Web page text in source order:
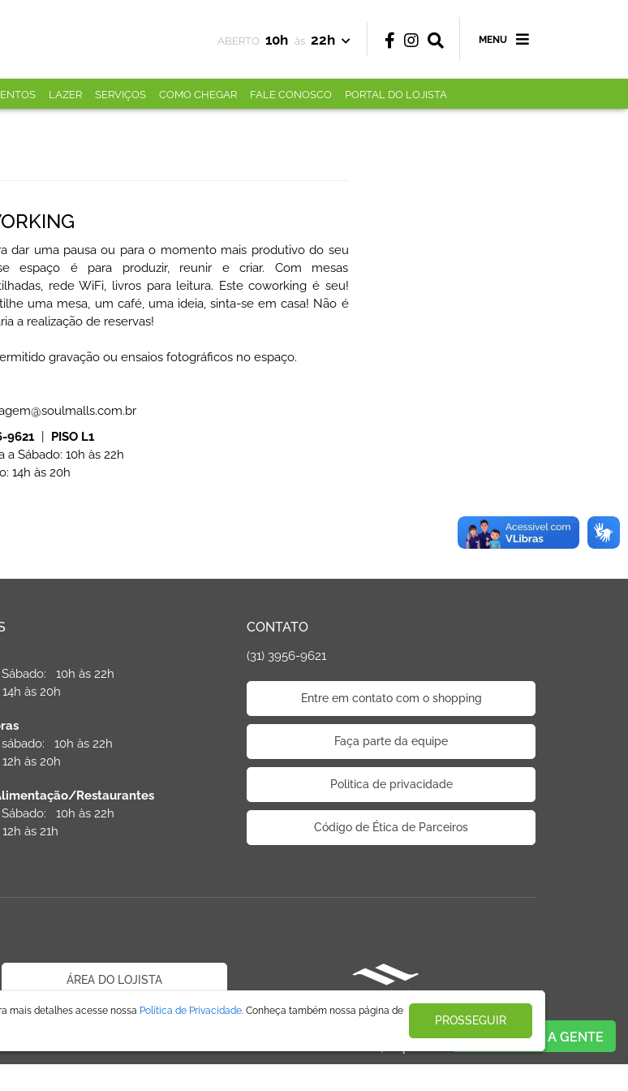
ABERTO 10h às 22h MENU
LAZER SERVIÇOS COMO CHEGAR FALE CONOSCO PORTAL DO LOJISTA
dar uma pausa ou para o momento mais produtivo do seu
espaço é para produzir, reunir e criar. Com mesas
rede WiFi, livros para leitura. Este coworking é seu!
uma mesa, um café, uma ideia, sinta-se em casa! Não é
a realização de reservas!
gravação ou ensaios fotográficos no espaço.
9621
PISO L1
a Sábado: 10h às 22h
14h às 20h
mais detalhes acesse nossa Política de Privacidade. Conheça também nossa página de
PROSSEGUIR
FALE COM A GENTE
10h às 22h
às 20h
10h às 22h
às 20h
Restaurantes
10h às 22h
às 21h
CONTATO
(31) 3956-9621
Entre em contato com o shopping
Faça parte da equipe
Politica de privacidade
Código de Ética de Parceiros
ÁREA DO LOJISTA